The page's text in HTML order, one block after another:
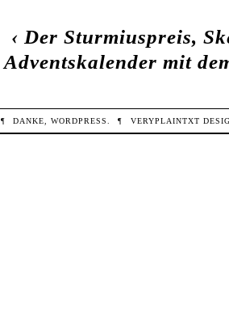
‹ Der Sturmiuspreis,
Adventskalender mit
¶ DANKE,WORDPRESS ¶ VERYPLAINTXT